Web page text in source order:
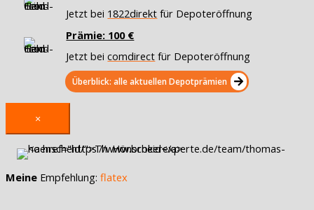
Jetzt bei 1822direkt für Depoteröffnung
Prämie: 100 €
Jetzt beicomdirect für Depoteröffnung
Überblick: alle aktuellen Depotprämien
×
Meine Empfehlung: flatex